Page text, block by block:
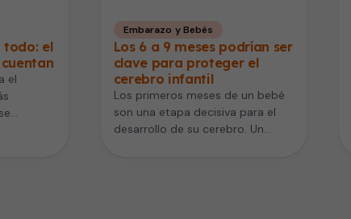
todo: el
el
Embarazo y Bebés
Los 6 a 9 meses podrían ser
clave para proteger el
cerebro infantil
Los primeros meses de un bebé
son una etapa decisiva para el
desarrollo de su cerebro. Un